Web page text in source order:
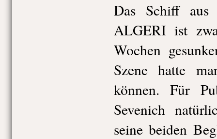
Das Schiff
ALGERI ist
Wochen
Szene hatte
können. Für
Sevenich
seine beiden